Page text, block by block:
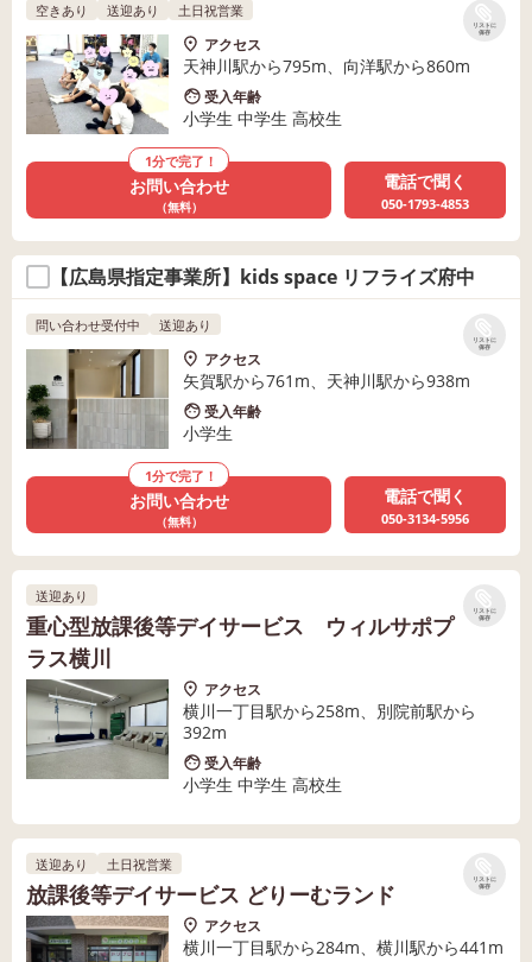
リストに
保存
空きあり 送迎あり 土日祝営業
アクセス
天神川駅から795m、向洋駅から860m
受入年齢
小学生 中学生 高校生
1分で完了！
お問い合わせ
（無料）
電話で聞く
050-1793-4853
【広島県指定事業所】kids space リフライズ府中
リストに
保存
問い合わせ受付中 送迎あり
アクセス
矢賀駅から761m、天神川駅から938m
受入年齢
小学生
1分で完了！
お問い合わせ
（無料）
電話で聞く
050-3134-5956
リストに
保存
送迎あり
重心型放課後等デイサービス ウィルサポプ
ラス横川
アクセス
横川一丁目駅から258m、別院前駅から
392m
受入年齢
小学生 中学生 高校生
リストに
保存
送迎あり 土日祝営業
放課後等デイサービス どりーむランド
アクセス
横川一丁目駅から284m、横川駅から441m